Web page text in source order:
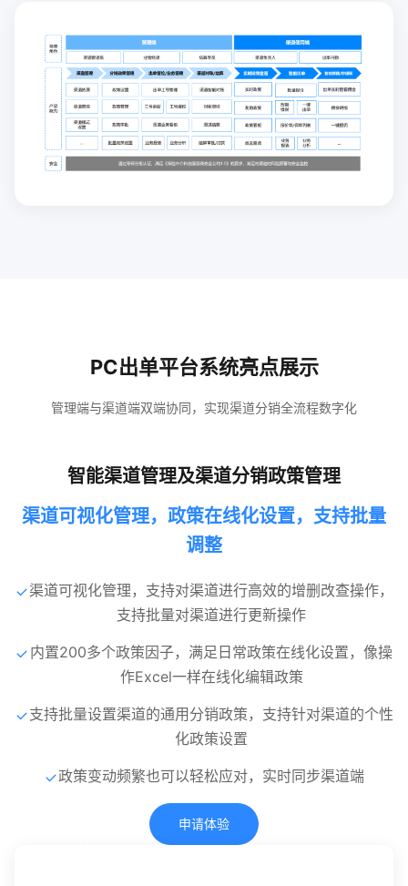
PC出单平台系统亮点展示
管理端与渠道端双端协同，实现渠道分销全流程数字化
智能渠道管理及渠道分销政策管理
渠道可视化管理，政策在线化设置，支持批量
调整
渠道可视化管理，支持对渠道进行高效的增删改查操作，
支持批量对渠道进行更新操作
内置200多个政策因子，满足日常政策在线化设置，像操
作Excel一样在线化编辑政策
支持批量设置渠道的通用分销政策，支持针对渠道的个性
化政策设置
政策变动频繁也可以轻松应对，实时同步渠道端
申请体验